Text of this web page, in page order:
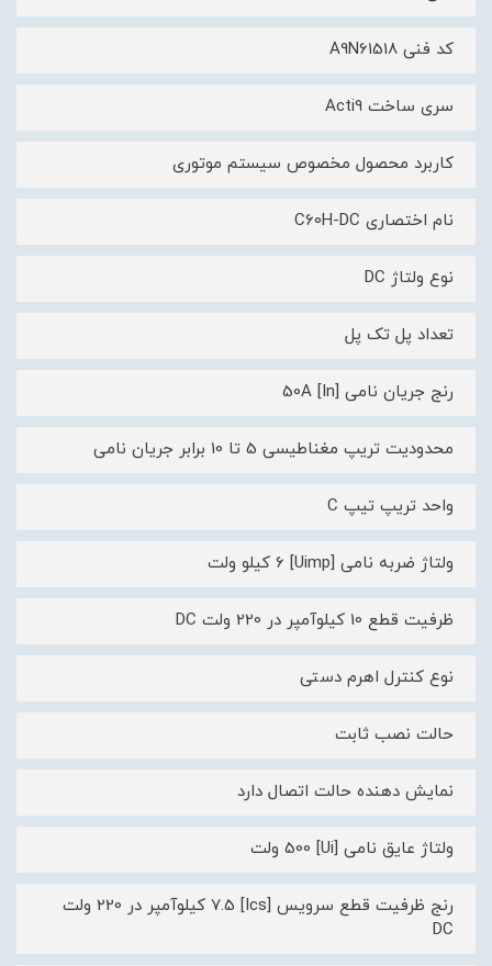
کد فنی A9N61518
سری ساخت Acti9
کاربرد محصول مخصوص سیستم موتوری
نام اختصاری C60H-DC
نوع ولتاژ DC
تعداد پل تک پل
رنج جریان نامی [In] 50A
محدودیت تریپ مغناطیسی 5 تا 10 برابر جریان نامی
واحد تریپ تیپ C
ولتاژ ضربه نامی [Uimp] 6 کیلو ولت
ظرفیت قطع 10 کیلوآمپر در 220 ولت DC
نوع کنترل اهرم دستی
حالت نصب ثابت
نمایش دهنده حالت اتصال دارد
ولتاژ عایق نامی [Ui] 500 ولت
رنج ظرفیت قطع سرویس [Ics] 7.5 کیلوآمپر در 220 ولت
DC